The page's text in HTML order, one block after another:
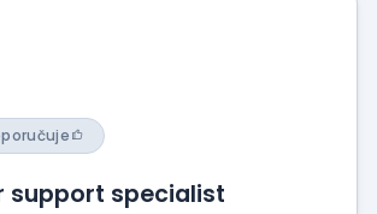
support specialist